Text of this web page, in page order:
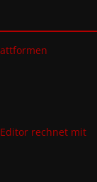
Editor rechnet mit